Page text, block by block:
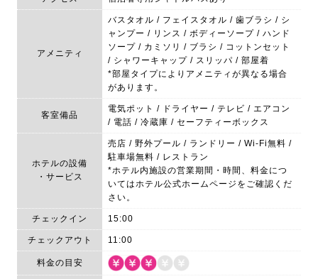
アメニティ
バスタオル / フェイスタオル / 歯ブラシ / シ
ャンプー / リンス / ボディーソープ / ハンド
ソープ / カミソリ / ブラシ / コットンセット
/ シャワーキャップ / スリッパ / 部屋着
*部屋タイプによりアメニティが異なる場合
があります。
客室備品
電気ポット / ドライヤー / テレビ / エアコン
/ 電話 / 冷蔵庫 / セーフティーボックス
ホテルの設備
・サービス
売店 / 野外プール / ランドリー / Wi-Fi無料 /
駐車場無料 / レストラン
*ホテル内施設の営業期間・時間、料金につ
いてはホテル公式ホームページをご確認くだ
さい。
チェックイン 15:00
チェックアウト 11:00
料金の目安